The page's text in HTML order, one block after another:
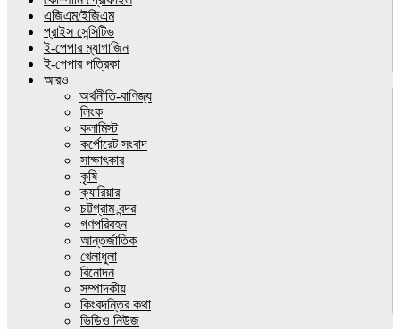
এজিএম/ইজিএম
প্রাইস সেন্সিটিভ
ই-পেপার ম্যাগাজিন
ই-পেপার পত্রিকা
আরও
অর্থনীতি-বাণিজ্য
লিংক
কলামিস্ট
কর্পোরেট সংবাদ
সাক্ষাৎকার
কৃষি
ক্যারিয়ার
চট্টগ্রাম-বন্দর
গণপরিবহন
আন্তর্জাতিক
খেলাধুলা
বিনোদন
সম্পাদকীয়
কিংবদন্তির কথা
ভিডিও নিউজ